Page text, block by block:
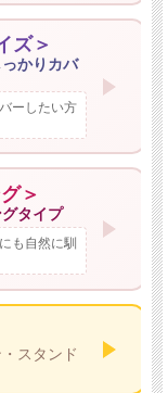
ズ＞
かりカバ
ーしたい方
＞
タイプ
も自然に馴
スタンド